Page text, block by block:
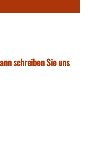
schreiben Sie uns